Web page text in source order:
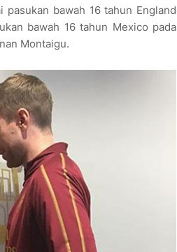
bawah 16 tahun England
bawah 16 tahun Mexico pada
Montaigu.